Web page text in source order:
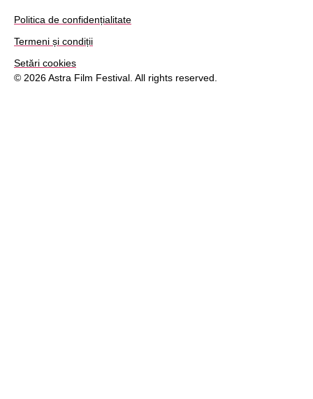
Politica de confidențialitate
Termeni și condiții
Setări cookies
© 2026 Astra Film Festival. All rights reserved.